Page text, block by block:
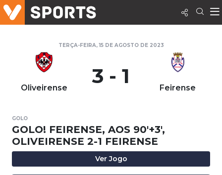
TERÇA-FEIRA, 15 DE AGOSTO DE 2023
Oliveirense 3 - 1 Feirense
GOLO
GOLO! FEIRENSE, AOS 90'+3',
OLIVEIRENSE 2-1 FEIRENSE
Ver Jogo